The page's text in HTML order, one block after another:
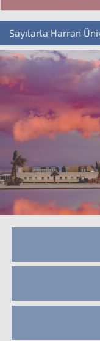
Sayılarla Harran